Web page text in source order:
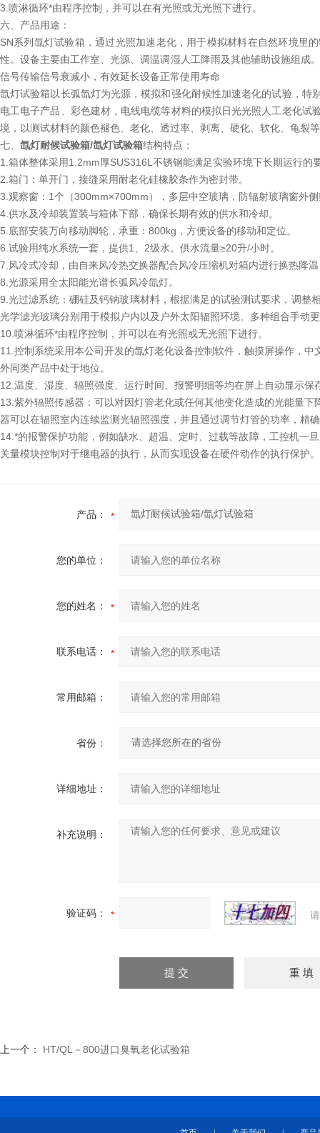
3.喷淋循环*由程序控制，并可以在有光照或无光照下进行。
六、产品用途：
SN系列氙灯试验箱，通过光照加速老化，用于模拟材料在自然环境里
性。设备主要由工作室、光源、调温调湿人工降雨及其他辅助设施组
信号传输信号衰减小，有效延长设备正常使用寿命
氙灯试验箱以长弧氙灯为光源，模拟和强化耐候性加速老化的试验，
电工电子产品、彩色建材，电线电缆等材料的模拟日光光照人工老化
境，以测试材料的颜色褪色、老化、透过率、剥离、硬化、软化、龟裂
七、 氙灯耐候试验箱/氙灯试验箱结构特点：
1.箱体整体采用1.2mm厚SUS316L不锈钢能满足实验环境下长期运行的
2.箱门：单开门，接缝采用耐老化硅橡胶条作为密封带。
3.观察窗：1个（300mm×700mm），多层中空玻璃，防辐射玻璃窗外
4.供水及冷却装置装与箱体下部，确保长期有效的供水和冷却。
5.底部安装万向移动脚轮，承重：800kg，方便设备的移动和定位。
6.试验用纯水系统一套，提供1、2级水。供水流量≥20升/小时。
7.风冷式冷却，由自来风冷热交换器配合风冷压缩机对箱内进行换热降
8.光源采用全太阳能光谱长弧风冷氙灯。
9.光过滤系统：硼硅及钙钠玻璃材料，根据满足的试验测试要求，调
光学滤光玻璃分别用于模拟户内以及户外太阳辐照环境。多种组合手动
10.喷淋循环*由程序控制，并可以在有光照或无光照下进行。
11.控制系统采用本公司开发的氙灯老化设备控制软件，触摸屏操作，
外同类产品中处于地位。
12.温度、湿度、辐照强度、运行时间、报警明细等均在屏上自动显示
13.紫外辐照传感器：可以对因灯管老化或任何其他变化造成的光能量
器可以在辐照室内连续监测光辐照强度，并且通过调节灯管的功率，精
14.*的报警保护功能，例如缺水、超温、定时、过载等故障，工控机一
关量模块控制对于继电器的执行，从而实现设备在硬件动作的执行保护。
产品：
您的单位：
您的姓名：
联系电话：
常用邮箱：
省份：
详细地址：
补充说明：
验证码：
上一个： HT/QL－800进口臭氧老化试验箱